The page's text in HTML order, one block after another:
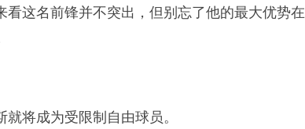
这名前锋并不突出，但别忘了他的最大优势在
将成为受限制自由球员。